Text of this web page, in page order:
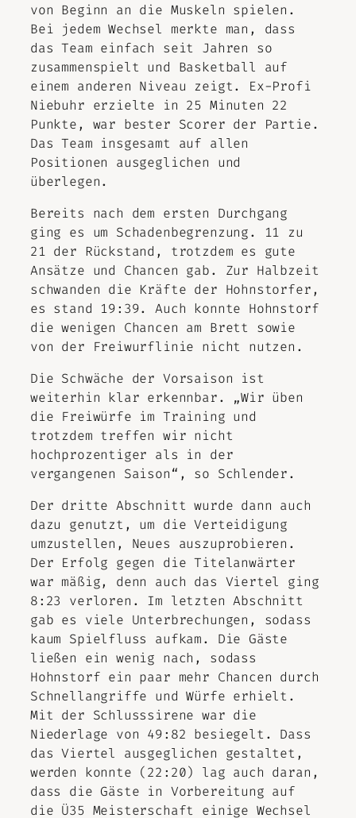
von Beginn an die Muskeln spielen.
Bei jedem Wechsel merkte man, dass
das Team einfach seit Jahren so
zusammenspielt und Basketball auf
einem anderen Niveau zeigt. Ex-Profi
Niebuhr erzielte in 25 Minuten 22
Punkte, war bester Scorer der Partie.
Das Team insgesamt auf allen
Positionen ausgeglichen und
überlegen.
Bereits nach dem ersten Durchgang
ging es um Schadenbegrenzung. 11 zu
21 der Rückstand, trotzdem es gute
Ansätze und Chancen gab. Zur Halbzeit
schwanden die Kräfte der Hohnstorfer,
es stand 19:39. Auch konnte Hohnstorf
die wenigen Chancen am Brett sowie
von der Freiwurflinie nicht nutzen.
Die Schwäche der Vorsaison ist
weiterhin klar erkennbar. „Wir üben
die Freiwürfe im Training und
trotzdem treffen wir nicht
hochprozentiger als in der
vergangenen Saison“, so Schlender.
Der dritte Abschnitt wurde dann auch
dazu genutzt, um die Verteidigung
umzustellen, Neues auszuprobieren.
Der Erfolg gegen die Titelanwärter
war mäßig, denn auch das Viertel ging
8:23 verloren. Im letzten Abschnitt
gab es viele Unterbrechungen, sodass
kaum Spielfluss aufkam. Die Gäste
ließen ein wenig nach, sodass
Hohnstorf ein paar mehr Chancen durch
Schnellangriffe und Würfe erhielt.
Mit der Schlusssirene war die
Niederlage von 49:82 besiegelt. Dass
das Viertel ausgeglichen gestaltet,
werden konnte (22:20) lag auch daran,
dass die Gäste in Vorbereitung auf
die Ü35 Meisterschaft einige Wechsel